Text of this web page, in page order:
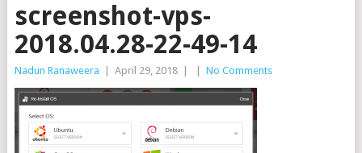
screenshot-vps-
2018.04.28-22-49-14
Nadun Ranaweera April 29, 2018 No Comments